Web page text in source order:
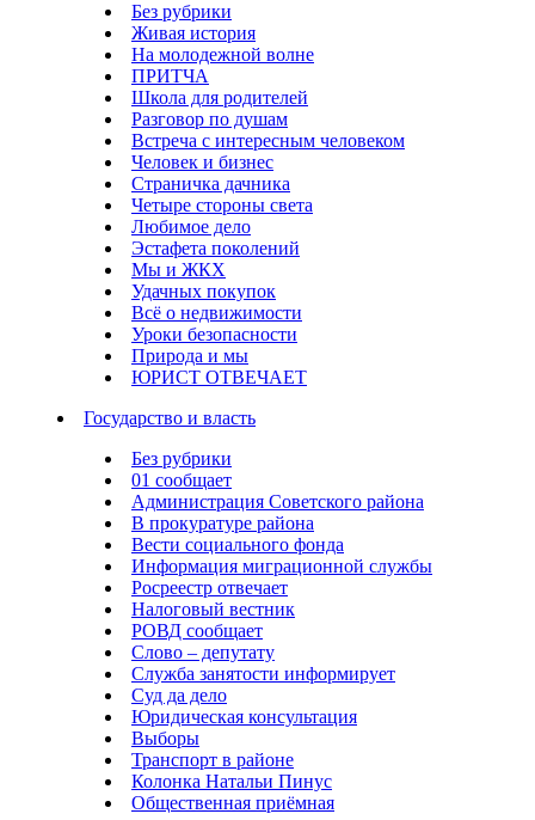
Без рубрики
Живая история
На молодежной волне
ПРИТЧА
Школа для родителей
Разговор по душам
Встреча с интересным человеком
Человек и бизнес
Страничка дачника
Четыре стороны света
Любимое дело
Эстафета поколений
Мы и ЖКХ
Удачных покупок
Всё о недвижимости
Уроки безопасности
Природа и мы
ЮРИСТ ОТВЕЧАЕТ
Государство и власть
Без рубрики
01 сообщает
Администрация Советского района
В прокуратуре района
Вести социального фонда
Информация миграционной службы
Росреестр отвечает
Налоговый вестник
РОВД сообщает
Слово – депутату
Служба занятости информирует
Суд да дело
Юридическая консультация
Выборы
Транспорт в районе
Колонка Натальи Пинус
Общественная приёмная